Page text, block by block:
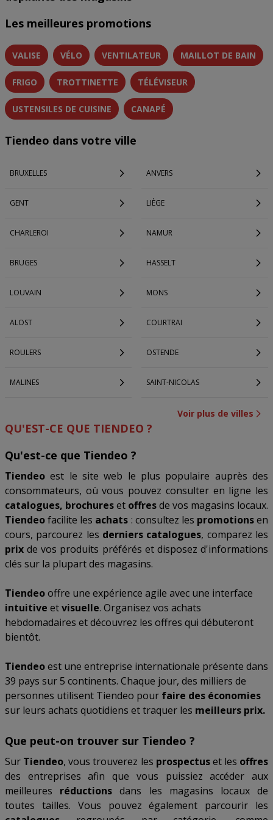
Les meilleures promotions
VALISE VÉLO VENTILATEUR MAILLOT DE BAIN
FRIGO TROTTINETTE TÉLÉVISEUR
USTENSILES DE CUISINE CANAPÉ
Tiendeo dans votre ville
BRUXELLES ANVERS
GENT LIÈGE
CHARLEROI NAMUR
BRUGES HASSELT
LOUVAIN MONS
ALOST COURTRAI
ROULERS OSTENDE
MALINES SAINT-NICOLAS
Voir plus de villes
QU'EST-CE QUE TIENDEO ?
Qu'est-ce que Tiendeo ?
Tiendeo est le site web le plus populaire auprès des
consommateurs, où vous pouvez consulter en ligne les
catalogues, brochureset offresde vos magasins locaux.
Tiendeofacilite les achats : consultez les promotionsen
cours, parcourez les derniers catalogues, comparez les
prix de vos produits préférés et disposez d'informations
clés sur la plupart des magasins.
Tiendeooffre une expérience agile avec une interface
intuitive etvisuelle. Organisez vos achats
hebdomadaires et découvrez les offres qui débuteront
bientôt.
Tiendeoest une entreprise internationale présente dans
39 pays sur 5 continents. Chaque jour, des milliers de
personnes utilisent Tiendeo pour faire des économies
sur leurs achats quotidiens et traquer les meilleurs prix.
Que peut-on trouver sur Tiendeo ?
Sur Tiendeo, vous trouverez les prospectuset les offres
des entreprises afin que vous puissiez accéder aux
meilleures réductions dans les magasins locaux de
toutes tailles. Vous pouvez également parcourir les